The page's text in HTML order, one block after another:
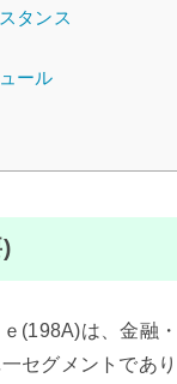
タンス
ール
(198A)は、金融
セグメントであ